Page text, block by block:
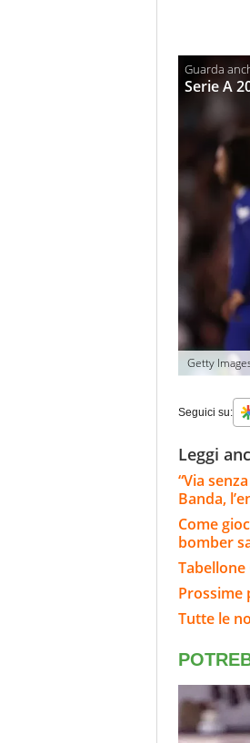
Serie A
Getty
Seguici su:
Leggi
“Via
Banda,
Come
bomber
Tabellone
Prossime
Tutte le